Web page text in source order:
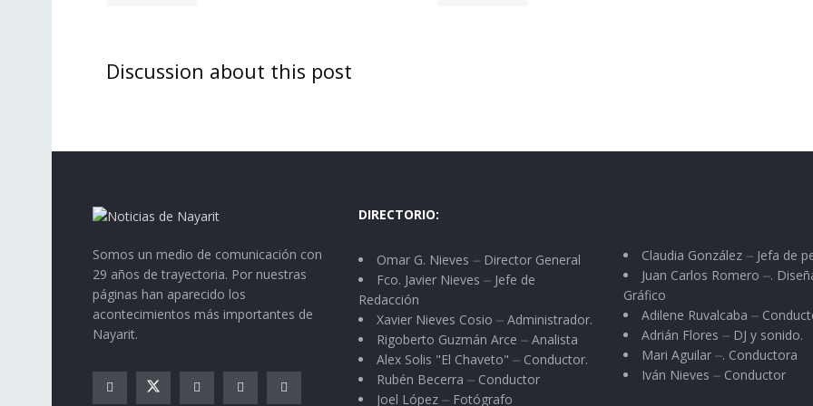
Discussion about this post
Somos un medio de comunicación con
29 años de trayectoria. Por nuestras
páginas han aparecido los
acontecimientos más importantes de
Nayarit.
DIRECTORIO:
Omar G. Nieves ⏤ Director General
Fco. Javier Nieves ⏤ Jefe de
Redacción
Xavier Nieves Cosio ⏤ Administrador.
Rigoberto Guzmán Arce ⏤ Analista
Alex Solis "El Chaveto" ⏤ Conductor.
Rubén Becerra ⏤ Conductor
Joel López ⏤ Fotógrafo
Claudia González ⏤ Jefa de
Juan Carlos Romero ⏤.
Gráfico
Adilene Ruvalcaba ⏤
Adrián Flores ⏤ DJ y sonido.
Mari Aguilar ⏤. Conductora
Iván Nieves ⏤ Conductor